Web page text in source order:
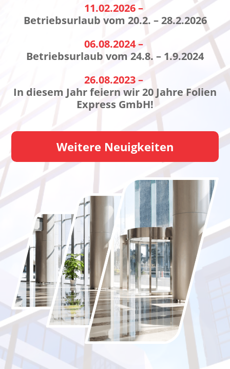
11.02.2026 –
Betriebsurlaub vom 20.2. – 28.2.2026
06.08.2024 –
Betriebsurlaub vom 24.8. – 1.9.2024
26.08.2023 –
In diesem Jahr feiern wir 20 Jahre Folien
Express GmbH!
Weitere Neuigkeiten